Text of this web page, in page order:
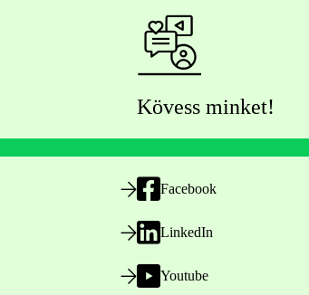
Kövess minket!
Facebook
LinkedIn
Youtube